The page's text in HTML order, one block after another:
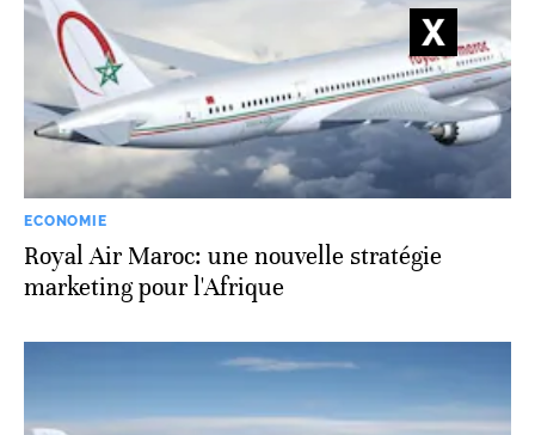
ECONOMIE
Royal Air Maroc: une nouvelle stratégie
marketing pour l'Afrique